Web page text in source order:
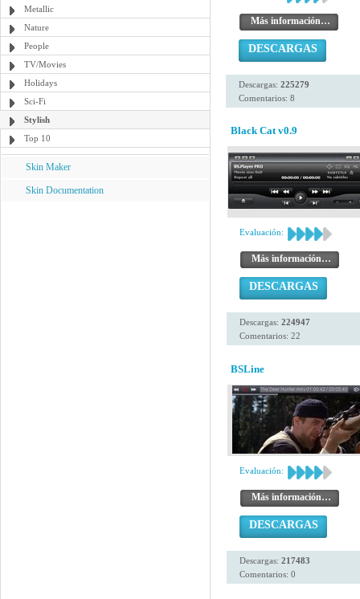
Metallic
Nature
People
TV/Movies
Holidays
Sci-Fi
Stylish
Top 10
Skin Maker
Skin Documentation
Más información…
DESCARGAS
Descargas: 225279
Comentarios: 8
Black Cat v0.9
Evaluación:
Más información…
DESCARGAS
Descargas: 224947
Comentarios: 22
BSLine
Evaluación:
Más información…
DESCARGAS
Descargas: 217483
Comentarios: 0